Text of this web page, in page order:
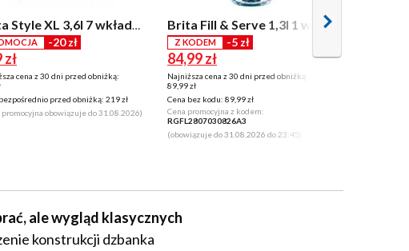
Brita Style XL 3,6l 7 wkładów Niebieski
-20 zł
zł
cena z 30 dni przed obniżką:
przed obniżką: 219 zł
promocyjna obowiązuje do 31.08.2026)
Brita Fill & Serve 1,3l 1 wkład
Z KODEM -5 zł
84,99 zł
Najniższa cena z 30 dni przed obniżką:
89,99 zł
Cena bez kodu: 89,99 zł
Cena promocyjna z kodem:
RGFL2807030826A3
(obowiązuje do 31.08.2026 do 23:45)
ale wygląd klasycznych
konstrukcji dzbanka